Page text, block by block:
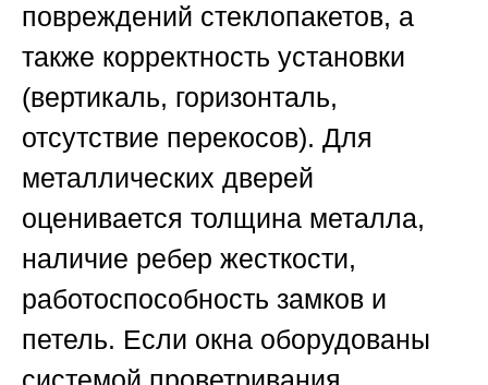
повреждений стеклопакетов, а
также корректность установки
(вертикаль, горизонталь,
отсутствие перекосов). Для
металлических дверей
оценивается толщина металла,
наличие ребер жесткости,
работоспособность замков и
петель. Если окна оборудованы